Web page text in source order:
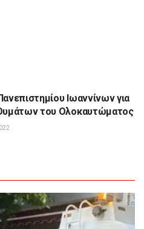
Ιωαννίνων για
του Ολοκαυτώματος